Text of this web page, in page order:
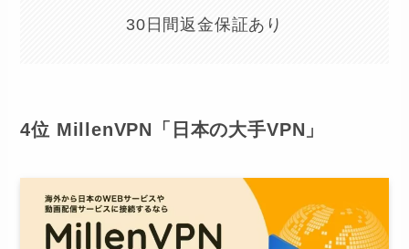
30日間返金保証あり
4位 MillenVPN「日本の大手VPN」